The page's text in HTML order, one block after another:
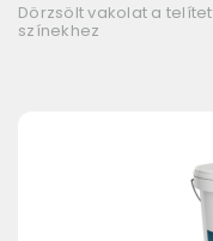
Dörzsölt vakolat a
színekhez